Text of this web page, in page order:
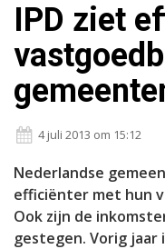
IPD ziet
4 juli 2013 om 15:12
Nederlandse
efficiënter met hun
Ook zijn de
gestegen. Vorig